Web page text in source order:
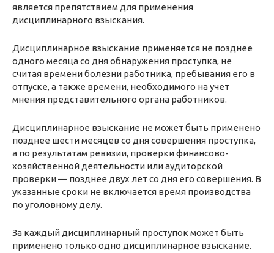
является препятствием для применения
дисциплинарного взыскания.
Дисциплинарное взыскание применяется не позднее
одного месяца со дня обнаружения проступка, не
считая времени болезни работника, пребывания его в
отпуске, а также времени, необходимого на учет
мнения представительного органа работников.
Дисциплинарное взыскание не может быть применено
позднее шести месяцев со дня совершения проступка,
а по результатам ревизии, проверки финансово-
хозяйственной деятельности или аудиторской
проверки — позднее двух лет со дня его совершения. В
указанные сроки не включается время производства
по уголовному делу.
За каждый дисциплинарный проступок может быть
применено только одно дисциплинарное взыскание.